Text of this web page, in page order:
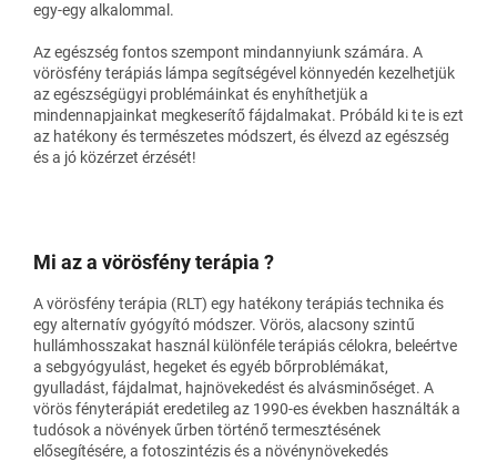
egy-egy alkalommal.
Az egészség fontos szempont mindannyiunk számára. A
vörösfény terápiás lámpa segítségével könnyedén kezelhetjük
az egészségügyi problémáinkat és enyhíthetjük a
mindennapjainkat megkeserítő fájdalmakat. Próbáld ki te is ezt
az hatékony és természetes módszert, és élvezd az egészség
és a jó közérzet érzését!
Mi az a vörösfény terápia ?
A vörösfény terápia (RLT) egy hatékony terápiás technika és
egy alternatív gyógyító módszer. Vörös, alacsony szintű
hullámhosszakat használ különféle terápiás célokra, beleértve
a sebgyógyulást, hegeket és egyéb bőrproblémákat,
gyulladást, fájdalmat, hajnövekedést és alvásminőséget. A
vörös fényterápiát eredetileg az 1990-es években használták a
tudósok a növények űrben történő termesztésének
elősegítésére, a fotoszintézis és a növénynövekedés